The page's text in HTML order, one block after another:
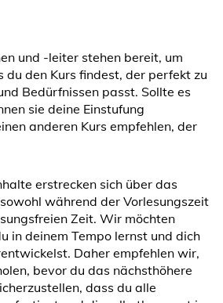
und -leiter stehen bereit, um
du den Kurs findest, der perfekt zu
Bedürfnissen passt. Sollte es
sie deine Einstufung
anderen Kurs empfehlen, der
erstrecken sich über das
während der Vorlesungszeit
Zeit. Wir möchten
in deinem Tempo lernst und dich
Daher empfehlen wir,
bevor du das nächsthöhere
dass du alle